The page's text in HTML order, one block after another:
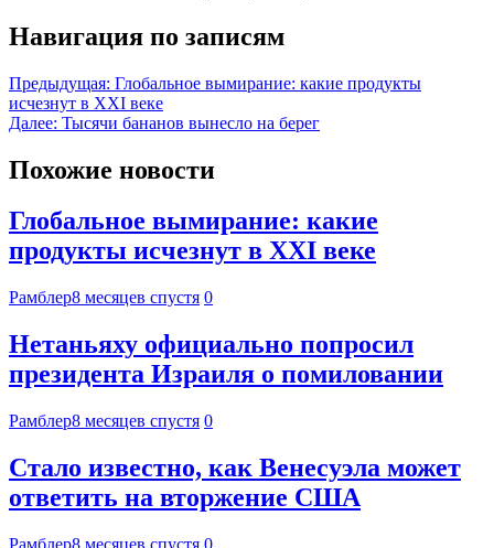
Навигация по записям
Предыдущая: Глобальное вымирание: какие продукты
исчезнут в XXI веке
Далее: Тысячи бананов вынесло на берег
Похожие новости
Глобальное вымирание: какие
продукты исчезнут в XXI веке
Рамблер8 месяцев спустя 0
Нетаньяху официально попросил
президента Израиля о помиловании
Рамблер8 месяцев спустя 0
Стало известно, как Венесуэла может
ответить на вторжение США
Рамблер8 месяцев спустя 0